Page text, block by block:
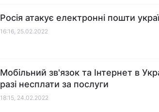
Росія атакує електронні пошти
16:16, 25.02.2022
Мобільний зв'язок та Інтернет в
разі несплати за послуги
18:15, 24.02.2022